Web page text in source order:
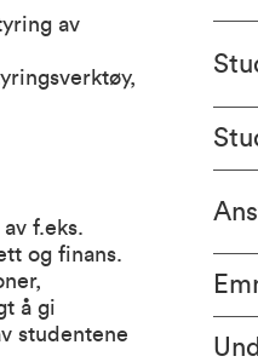
av
f.eks.
og finans.
å gi
studentene